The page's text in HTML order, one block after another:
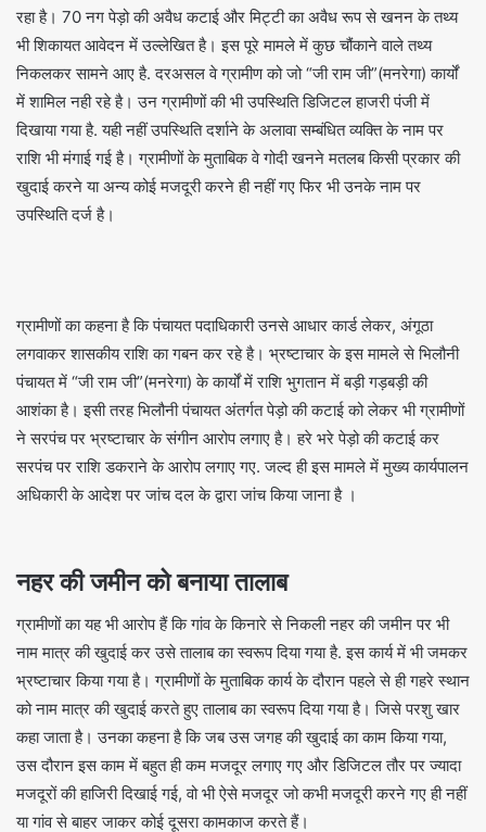
रहा है। 70 नग पेड़ो की अवैध कटाई और मिट्टी का अवैध रूप से खनन के तथ्य
भी शिकायत आवेदन में उल्लेखित है। इस पूरे मामले में कुछ चौंकाने वाले तथ्य
निकलकर सामने आए है. दरअसल वे ग्रामीण को जो “जी राम जी”(मनरेगा) कार्यों
में शामिल नही रहे है। उन ग्रामीणों की भी उपस्थिति डिजिटल हाजरी पंजी में
दिखाया गया है. यही नहीं उपस्थिति दर्शाने के अलावा सम्बंधित व्यक्ति के नाम पर
राशि भी मंगाई गई है। ग्रामीणों के मुताबिक वे गोदी खनने मतलब किसी प्रकार की
खुदाई करने या अन्य कोई मजदूरी करने ही नहीं गए फिर भी उनके नाम पर
उपस्थिति दर्ज है।
ग्रामीणों का कहना है कि पंचायत पदाधिकारी उनसे आधार कार्ड लेकर, अंगूठा
लगवाकर शासकीय राशि का गबन कर रहे है। भ्रष्टाचार के इस मामले से भिलौनी
पंचायत में “जी राम जी”(मनरेगा) के कार्यों में राशि भुगतान में बड़ी गड़बड़ी की
आशंका है। इसी तरह भिलौनी पंचायत अंतर्गत पेड़ो की कटाई को लेकर भी ग्रामीणों
ने सरपंच पर भ्रष्टाचार के संगीन आरोप लगाए है। हरे भरे पेड़ो की कटाई कर
सरपंच पर राशि डकराने के आरोप लगाए गए. जल्द ही इस मामले में मुख्य कार्यपालन
अधिकारी के आदेश पर जांच दल के द्वारा जांच किया जाना है ।
नहर की जमीन को बनाया तालाब
ग्रामीणों का यह भी आरोप हैं कि गांव के किनारे से निकली नहर की जमीन पर भी
नाम मात्र की खुदाई कर उसे तालाब का स्वरूप दिया गया है. इस कार्य में भी जमकर
भ्रष्टाचार किया गया है। ग्रामीणों के मुताबिक कार्य के दौरान पहले से ही गहरे स्थान
को नाम मात्र की खुदाई करते हुए तालाब का स्वरूप दिया गया है। जिसे परशु खार
कहा जाता है। उनका कहना है कि जब उस जगह की खुदाई का काम किया गया,
उस दौरान इस काम में बहुत ही कम मजदूर लगाए गए और डिजिटल तौर पर ज्यादा
मजदूरों की हाजिरी दिखाई गई, वो भी ऐसे मजदूर जो कभी मजदूरी करने गए ही नहीं
या गांव से बाहर जाकर कोई दूसरा कामकाज करते हैं।